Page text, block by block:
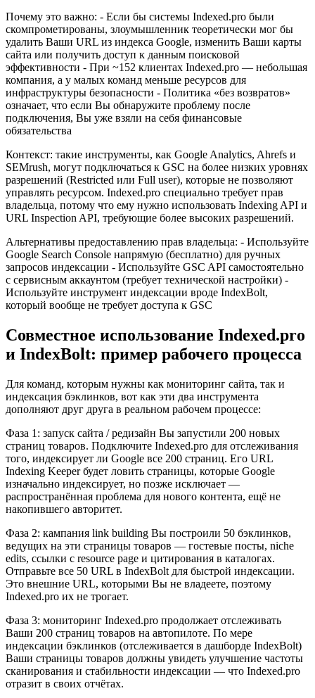
Почему это важно: - Если бы системы Indexed.pro были
скомпрометированы, злоумышленник теоретически мог бы
удалить Ваши URL из индекса Google, изменить Ваши карты
сайта или получить доступ к данным поисковой
эффективности - При ~152 клиентах Indexed.pro — небольшая
компания, а у малых команд меньше ресурсов для
инфраструктуры безопасности - Политика «без возвратов»
означает, что если Вы обнаружите проблему после
подключения, Вы уже взяли на себя финансовые
обязательства
Контекст: такие инструменты, как Google Analytics, Ahrefs и
SEMrush, могут подключаться к GSC на более низких уровнях
разрешений (Restricted или Full user), которые не позволяют
управлять ресурсом. Indexed.pro специально требует прав
владельца, потому что ему нужно использовать Indexing API и
URL Inspection API, требующие более высоких разрешений.
Альтернативы предоставлению прав владельца: - Используйте
Google Search Console напрямую (бесплатно) для ручных
запросов индексации - Используйте GSC API самостоятельно
с сервисным аккаунтом (требует технической настройки) -
Используйте инструмент индексации вроде IndexBolt,
который вообще не требует доступа к GSC
Совместное использование Indexed.pro
и IndexBolt: пример рабочего процесса
Для команд, которым нужны как мониторинг сайта, так и
индексация бэклинков, вот как эти два инструмента
дополняют друг друга в реальном рабочем процессе:
Фаза 1: запуск сайта / редизайн Вы запустили 200 новых
страниц товаров. Подключите Indexed.pro для отслеживания
того, индексирует ли Google все 200 страниц. Его URL
Indexing Keeper будет ловить страницы, которые Google
изначально индексирует, но позже исключает —
распространённая проблема для нового контента, ещё не
накопившего авторитет.
Фаза 2: кампания link building Вы построили 50 бэклинков,
ведущих на эти страницы товаров — гостевые посты, niche
edits, ссылки с resource page и цитирования в каталогах.
Отправьте все 50 URL в IndexBolt для быстрой индексации.
Это внешние URL, которыми Вы не владеете, поэтому
Indexed.pro их не трогает.
Фаза 3: мониторинг Indexed.pro продолжает отслеживать
Ваши 200 страниц товаров на автопилоте. По мере
индексации бэклинков (отслеживается в дашборде IndexBolt)
Ваши страницы товаров должны увидеть улучшение частоты
сканирования и стабильности индексации — что Indexed.pro
отразит в своих отчётах.